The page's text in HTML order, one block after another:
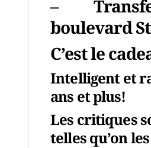
–
boulevard
C’est le
Intelligent et
ans et plus!
Les critiques
telles qu’on